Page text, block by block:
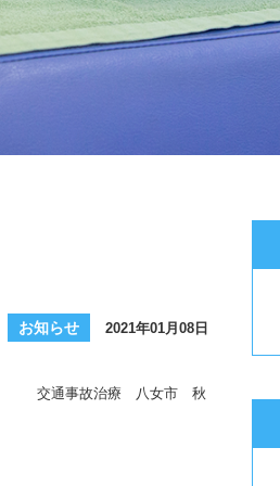
お知らせ 2021年01月08日
^^; 交通事故治療 八女市 秋